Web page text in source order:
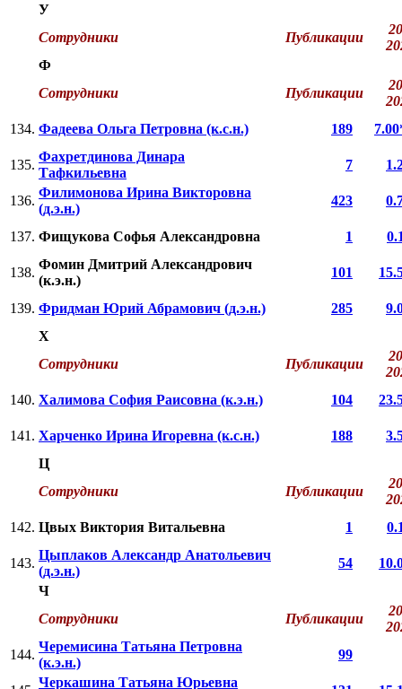
У
Сотрудники
Публикации
Ф
Сотрудники
Публикации
134. Фадеева Ольга Петровна (к.с.н.) 189
135.
Фахретдинова Динара
Тафкильевна
7
136.
Филимонова Ирина Викторовна
(д.э.н.)
423
137. Фищукова Софья Александровна 1
138.
Фомин Дмитрий Александрович
(к.э.н.)
101
139. Фридман Юрий Абрамович (д.э.н.) 285
Х
Сотрудники
Публикации
140. Халимова София Раисовна (к.э.н.) 104
141. Харченко Ирина Игоревна (к.с.н.) 188
Ц
Сотрудники
Публикации
142. Цвых Виктория Витальевна 1
143.
Цыплаков Александр Анатольевич
(д.э.н.)
54
Ч
Сотрудники
Публикации
144.
Черемисина Татьяна Петровна
(к.э.н.)
99
Черкашина Татьяна Юрьевна